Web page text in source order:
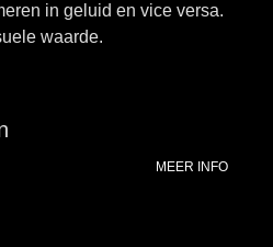
in geluid en vice versa.
waarde.
MEER INFO